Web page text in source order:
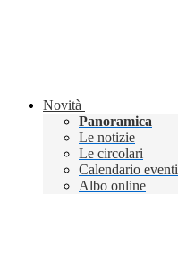
Novità
Panoramica
Le notizie
Le circolari
Calendario eventi
Albo online